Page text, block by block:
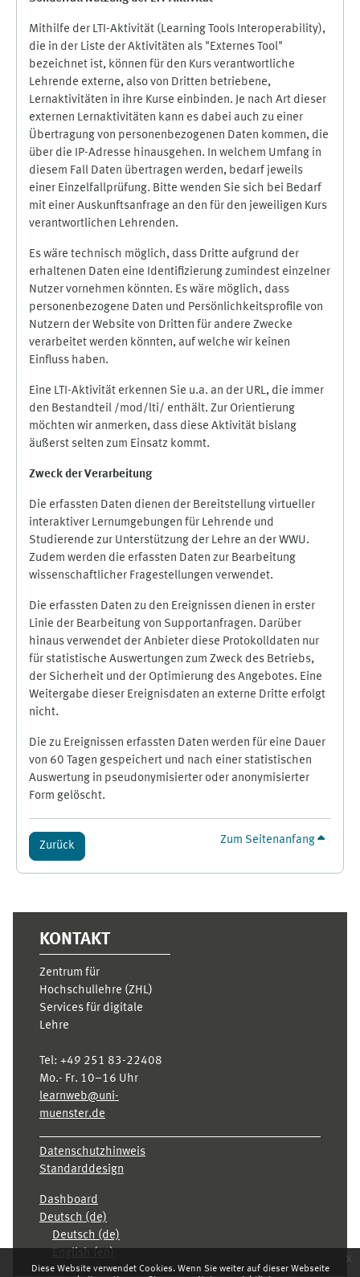
Diese Website verwendet Cookies. Wenn Sie weiter auf dieser Webseite
x
Mithilfe der LTI-Aktivität (Learning Tools Interoperability),
die in der Liste der Aktivitäten als "Externes Tool"
bezeichnet ist, können für den Kurs verantwortliche
Lehrende externe, also von Dritten betriebene,
Lernaktivitäten in ihre Kurse einbinden. Je nach Art dieser
externen Lernaktivitäten kann es dabei auch zu einer
Übertragung von personenbezogenen Daten kommen, die
über die IP-Adresse hinausgehen. In welchem Umfang in
diesem Fall Daten übertragen werden, bedarf jeweils
einer Einzelfallprüfung. Bitte wenden Sie sich bei Bedarf
mit einer Auskunftsanfrage an den für den jeweiligen Kurs
verantwortlichen Lehrenden.
Es wäre technisch möglich, dass Dritte aufgrund der
erhaltenen Daten eine Identifizierung zumindest einzelner
Nutzer vornehmen könnten. Es wäre möglich, dass
personenbezogene Daten und Persönlichkeitsprofile von
Nutzern der Website von Dritten für andere Zwecke
verarbeitet werden könnten, auf welche wir keinen
Einfluss haben.
Eine LTI-Aktivität erkennen Sie u.a. an der URL, die immer
den Bestandteil /mod/lti/ enthält. Zur Orientierung
möchten wir anmerken, dass diese Aktivität bislang
äußerst selten zum Einsatz kommt.
Zweck der Verarbeitung
Die erfassten Daten dienen der Bereitstellung virtueller
interaktiver Lernumgebungen für Lehrende und
Studierende zur Unterstützung der Lehre an der WWU.
Zudem werden die erfassten Daten zur Bearbeitung
wissenschaftlicher Fragestellungen verwendet.
Die erfassten Daten zu den Ereignissen dienen in erster
Linie der Bearbeitung von Supportanfragen. Darüber
hinaus verwendet der Anbieter diese Protokolldaten nur
für statistische Auswertungen zum Zweck des Betriebs,
der Sicherheit und der Optimierung des Angebotes. Eine
Weitergabe dieser Ereignisdaten an externe Dritte erfolgt
nicht.
Die zu Ereignissen erfassten Daten werden für eine Dauer
von 60 Tagen gespeichert und nach einer statistischen
Auswertung in pseudonymisierter oder anonymisierter
Form gelöscht.
Zurück Zum Seitenanfang
KONTAKT
Zentrum für
Hochschullehre (ZHL)
Services für digitale
Lehre
Tel: +49 251 83-22408
Mo.- Fr. 10–16 Uhr
learnweb@uni-
muenster.de
Datenschutzhinweis
Standarddesign
Dashboard
Deutsch ‎(de)‎
Deutsch ‎(de)‎